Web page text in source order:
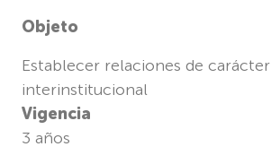
Objeto
Establecer relaciones de carácter
interinstitucional
Vigencia
3 años